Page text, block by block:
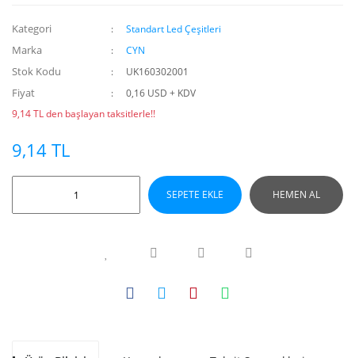
Kategori Standart Led Çeşitleri
Marka CYN
Stok Kodu UK160302001
Fiyat
0,16 USD + KDV
9,14 TL den başlayan taksitlerle!!
9,14 TL
SEPETE EKLE HEMEN AL